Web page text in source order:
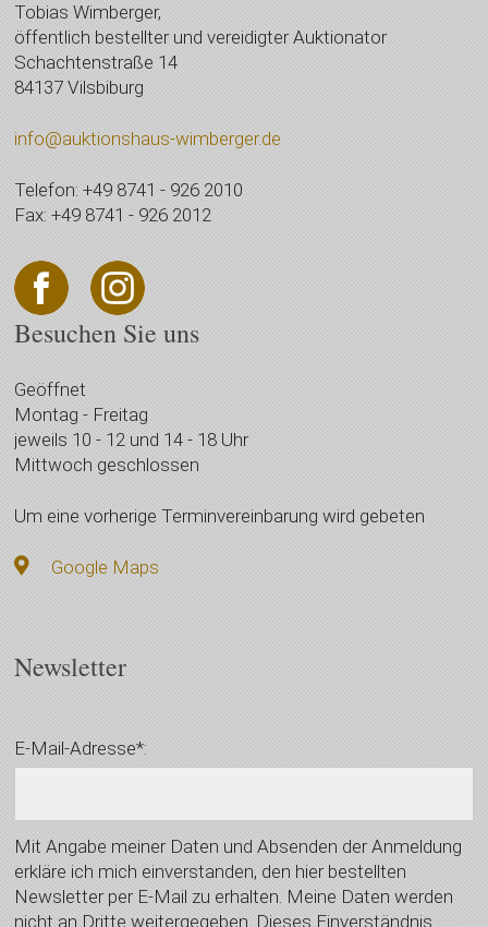
Tobias Wimberger,
öffentlich bestellter und vereidigter Auktionator
Schachtenstraße 14
84137 Vilsbiburg
info@auktionshaus-wimberger.de
Telefon: +49 8741 - 926 2010
Fax: +49 8741 - 926 2012
Besuchen Sie uns
Geöffnet
Montag - Freitag
jeweils 10 - 12 und 14 - 18 Uhr
Mittwoch geschlossen
Um eine vorherige Terminvereinbarung wird gebeten
Google Maps
Newsletter
E-Mail-Adresse*:
Mit Angabe meiner Daten und Absenden der Anmeldung
erkläre ich mich einverstanden, den hier bestellten
Newsletter per E-Mail zu erhalten. Meine Daten werden
nicht an Dritte weitergegeben. Dieses Einverständnis